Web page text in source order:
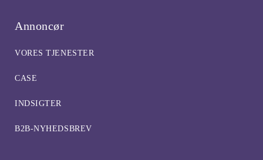
Annoncør
VORES TJENESTER
CASE
INDSIGTER
B2B-NYHEDSBREV